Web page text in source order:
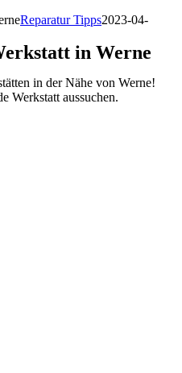
Reparatur Tipps2023-04-
in Werne
in der Nähe von Werne!
Werkstatt aussuchen.